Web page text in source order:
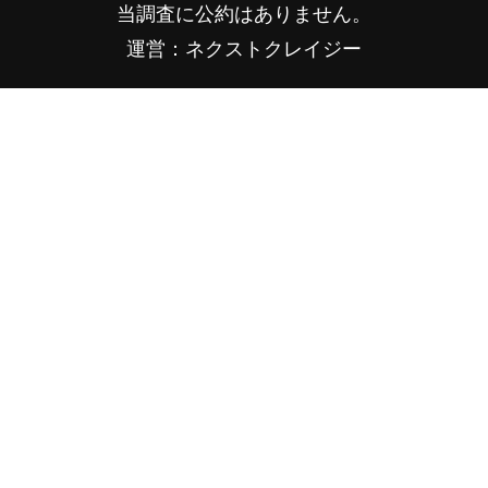
当調査に公約はありません。
運営：ネクストクレイジー